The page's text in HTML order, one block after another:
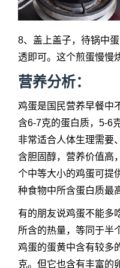
8、盖上盖子，待锅中
透即可。这个煎蛋慢慢
营养分析：
鸡蛋是国民营养早餐中
含6-7克的蛋白质，5-6
非常适合人体生理需要
含胆固醇，营养价值高
个中等大小的鸡蛋可提
种食物中所含蛋白质最
有的朋友说鸡蛋不能多
所含的热量，等同于半
鸡蛋的蛋黄中含有较多
克。但它也含有丰富的